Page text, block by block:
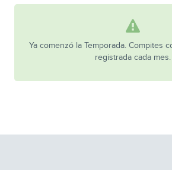
Ya comenzó la Temporada. Compites
registrada cada mes.